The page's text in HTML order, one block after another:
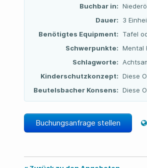
Buchbar in:
Dauer:
3
Benötigtes Equipment:
Tafel
Schwerpunkte: Mental
Schlagworte:
Kinderschutzkonzept: Diese
Beutelsbacher Konsens: Diese
Buchungsanfrage stellen